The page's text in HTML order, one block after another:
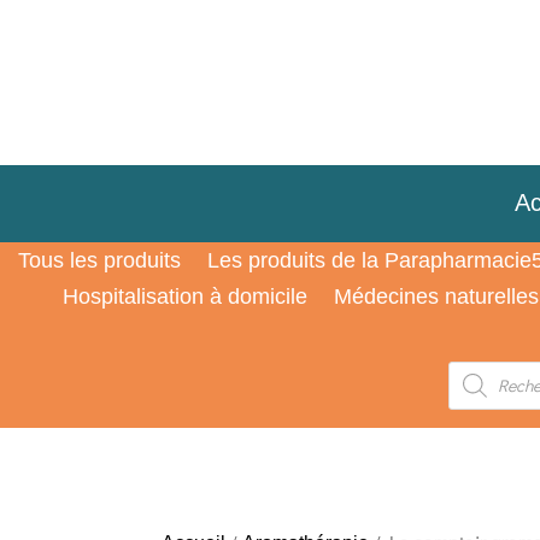
Tous les produits Les produits de la
Hospitalisation à domicile
Médecines naturelles
Recherche
produits